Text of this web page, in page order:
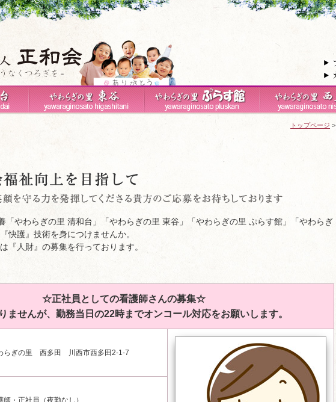
トップページ >
「やわらぎの里 清和台」「やわらぎの里 東谷」「やわらぎの里 ぷらす館」「やわらぎ
快護』技術を身につけませんか。
『人財』の募集を行っております。
☆正社員としての看護師さんの募集☆
ませんが、勤務当日の22時までオンコール対応をお願いします。
らぎの里 西多田 川西市西多田2-1-7
師・正社員（夜勤なし）